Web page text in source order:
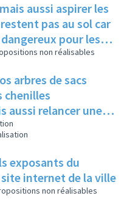
aussi aspirer les
pas au sol car
pour les
non réalisables
arbres de sacs
chenilles
aussi relancer une
utilité, leur
de ne pas y
exposants du
internet de la ville
non réalisables